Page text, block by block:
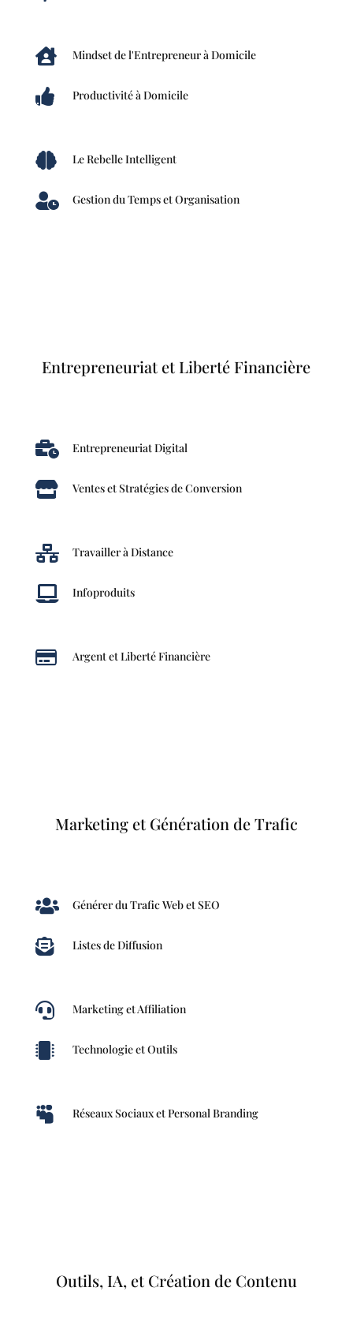
 Mindset de l'Entrepreneur à Domicile
 Productivité à Domicile
 Le Rebelle Intelligent
 Gestion du Temps et Organisation
Entrepreneuriat et Liberté Financière
 Entrepreneuriat Digital
 Ventes et Stratégies de Conversion
 Travailler à Distance
 Infoproduits
 Argent et Liberté Financière
Marketing et Génération de Trafic
 Générer du Trafic Web et SEO
 Listes de Diffusion
 Marketing et Affiliation
 Technologie et Outils
 Réseaux Sociaux et Personal Branding
Outils, IA, et Création de Contenu